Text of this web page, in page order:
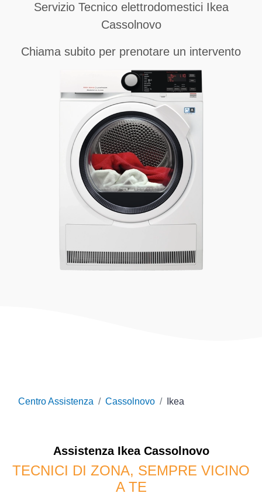
Servizio Tecnico elettrodomestici Ikea
Cassolnovo
Chiama subito per prenotare un intervento
Centro Assistenza Cassolnovo Ikea
Assistenza IkeaCassolnovo
TECNICI DI ZONA, SEMPRE VICINO
A TE